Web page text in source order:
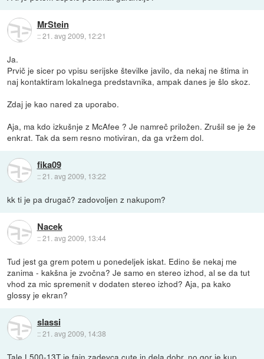
MrStein
::21. avg 2009, 12:21
Ja.
Prvič je sicer po vpisu serijske številke javilo, da nekaj ne štima in
naj kontaktiram lokalnega predstavnika, ampak danes je šlo skoz.
Zdaj je kao nared za uporabo.
Aja, ma kdo izkušnje z McAfee ? Je namreč priložen. Zrušil se je že
enkrat. Tak da sem resno motiviran, da ga vržem dol.
fika09
::21. avg 2009, 13:22
kk ti je pa drugač? zadovoljen z nakupom?
Nacek
::21. avg 2009, 13:44
Tud jest ga grem potem u ponedeljek iskat. Edino še nekaj me
zanima - kakšna je zvočna? Je samo en stereo izhod, al se da tut
vhod za mic spremenit v dodaten stereo izhod? Aja, pa kako
glossy je ekran?
slassi
::21. avg 2009, 14:38